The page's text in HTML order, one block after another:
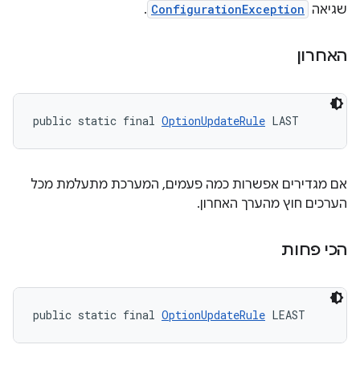
שגיאה ConfigurationException
.
האחרון
public static final OptionUpdateRule LAST
אם מגדירים אפשרות כמה פעמים, המערכת מתעלמת מכל
הערכים חוץ מהערך האחרון.
הכי פחות
public static final OptionUpdateRule LEAST